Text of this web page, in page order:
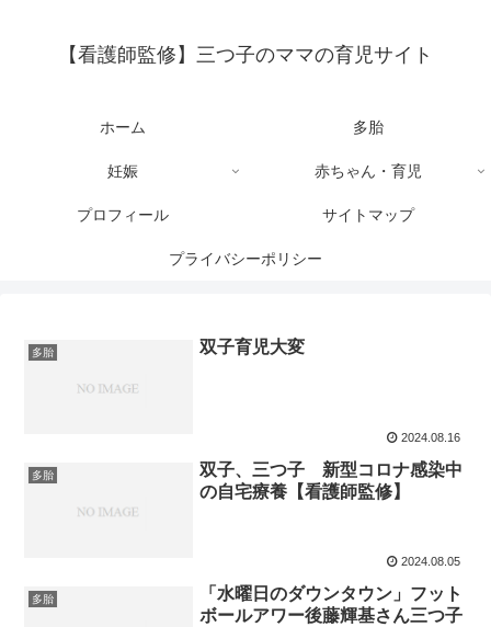
【看護師監修】三つ子のママの育児サイト
ホーム 多胎
妊娠 赤ちゃん・育児
プロフィール サイトマップ
プライバシーポリシー
多胎 双子育児大変
2024.08.16
多胎
双子、三つ子 新型コロナ感染中
の自宅療養【看護師監修】
2024.08.05
多胎
「水曜日のダウンタウン」フット
ボールアワー後藤輝基さん三つ子